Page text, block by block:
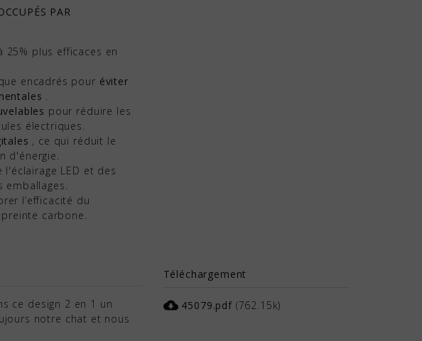
PAR
25% plus efficaces en
encadrés pour éviter
.
pour réduire les
électriques.
, ce qui réduit le
d'énergie.
l'éclairage LED et des
emballages.
l’efficacité du
carbone.
ce design 2 en 1 un
notre chat et nous
Téléchargement
cloud_download 45079.pdf (762.15k)